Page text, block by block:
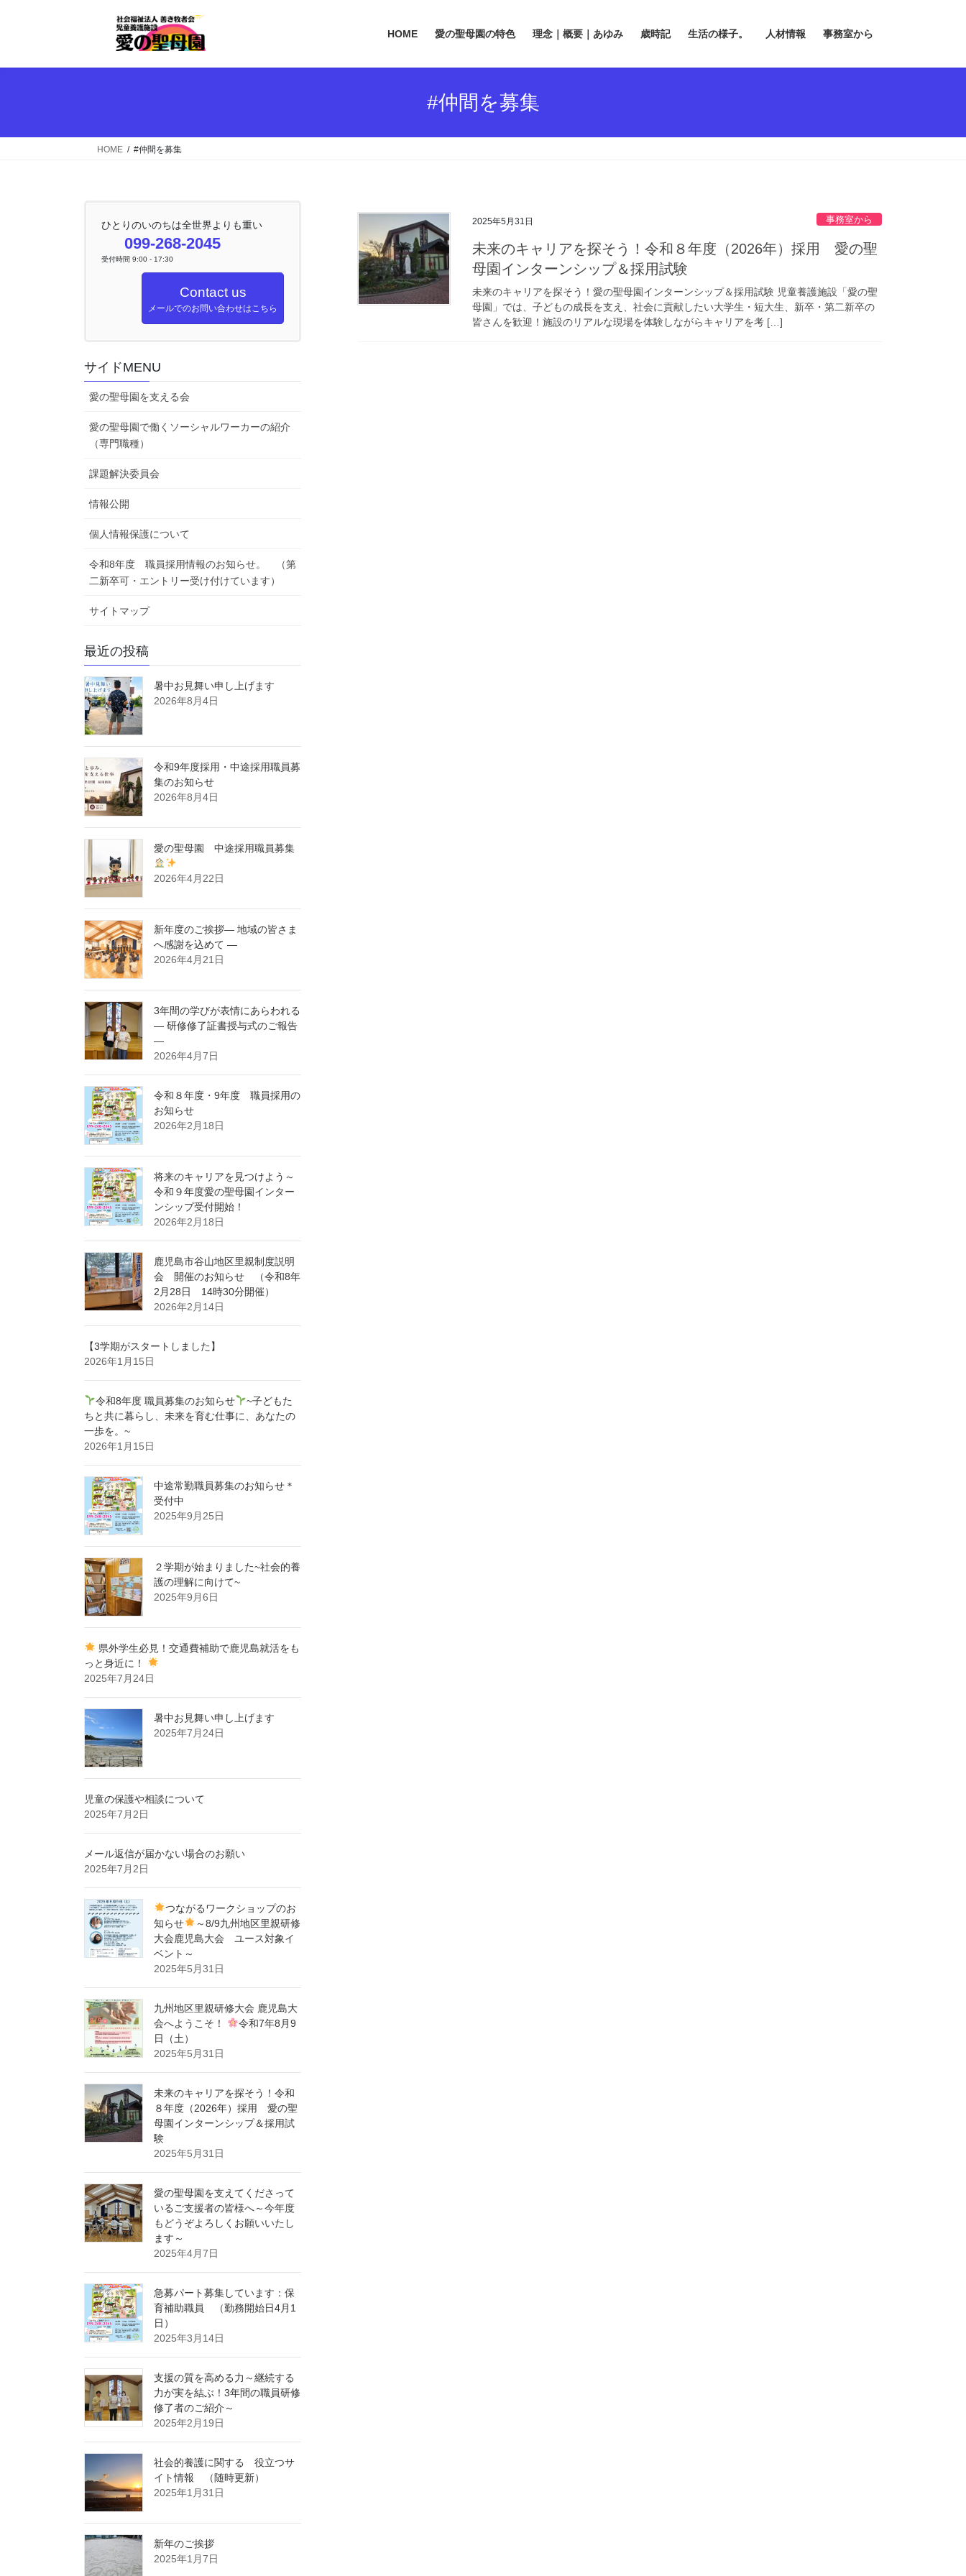
HOME 愛の聖母園の特色 理念｜概要｜あゆみ 歳時記 生活の様子。 人材情報 事務室から
#仲間を募集
HOME #仲間を募集
2025年5月31日 事務室から
未来のキャリアを探そう！令和８年度（2026年）採用 愛の聖
母園インターンシップ＆採用試験
未来のキャリアを探そう！愛の聖母園インターンシップ＆採用試験 児童養護施設「愛の聖
母園」では、子どもの成長を支え、社会に貢献したい大学生・短大生、新卒・第二新卒の
皆さんを歓迎！施設のリアルな現場を体験しながらキャリアを考 […]
ひとりのいのちは全世界よりも重い
099-268-2045
受付時間 9:00 - 17:30
Contact us
メールでのお問い合わせはこちら
サイドMENU
愛の聖母園を支える会
愛の聖母園で働くソーシャルワーカーの紹介
（専門職種）
課題解決委員会
情報公開
個人情報保護について
令和8年度 職員採用情報のお知らせ。 （第
二新卒可・エントリー受け付けています）
サイトマップ
最近の投稿
暑中お見舞い申し上げます
2026年8月4日
令和9年度採用・中途採用職員募
集のお知らせ
2026年8月4日
愛の聖母園 中途採用職員募集
2026年4月22日
新年度のご挨拶― 地域の皆さま
へ感謝を込めて ―
2026年4月21日
3年間の学びが表情にあらわれる
― 研修修了証書授与式のご報告
―
2026年4月7日
令和８年度・9年度 職員採用の
お知らせ
2026年2月18日
将来のキャリアを見つけよう～
令和９年度愛の聖母園インター
ンシップ受付開始！
2026年2月18日
鹿児島市谷山地区里親制度説明
会 開催のお知らせ （令和8年
2月28日 14時30分開催）
2026年2月14日
【3学期がスタートしました】
2026年1月15日
令和8年度 職員募集のお知らせ
~子どもた
ちと共に暮らし、未来を育む仕事に、あなたの
一歩を。~
2026年1月15日
中途常勤職員募集のお知らせ＊
受付中
2025年9月25日
２学期が始まりました~社会的養
護の理解に向けて~
2025年9月6日
県外学生必見！交通費補助で鹿児島就活をも
っと身近に！
2025年7月24日
暑中お見舞い申し上げます
2025年7月24日
児童の保護や相談について
2025年7月2日
メール返信が届かない場合のお願い
2025年7月2日
つながるワークショップのお
知らせ
～8/9九州地区里親研修
大会鹿児島大会 ユース対象イ
ベント～
2025年5月31日
九州地区里親研修大会 鹿児島大
会へようこそ！
令和7年8月9
日（土）
2025年5月31日
未来のキャリアを探そう！令和
８年度（2026年）採用 愛の聖
母園インターンシップ＆採用試
験
2025年5月31日
愛の聖母園を支えてくださって
いるご支援者の皆様へ～今年度
もどうぞよろしくお願いいたし
ます～
2025年4月7日
急募パート募集しています：保
育補助職員 （勤務開始日4月1
日）
2025年3月14日
支援の質を高める力～継続する
力が実を結ぶ！3年間の職員研修
修了者のご紹介～
2025年2月19日
社会的養護に関する 役立つサ
イト情報 （随時更新）
2025年1月31日
新年のご挨拶
2025年1月7日